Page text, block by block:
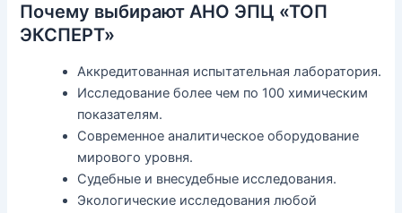
Почему выбирают АНО ЭПЦ «ТОП
ЭКСПЕРТ»
Аккредитованная испытательная лаборатория.
Исследование более чем по 100 химическим
показателям.
Современное аналитическое оборудование
мирового уровня.
Судебные и внесудебные исследования.
Экологические исследования любой